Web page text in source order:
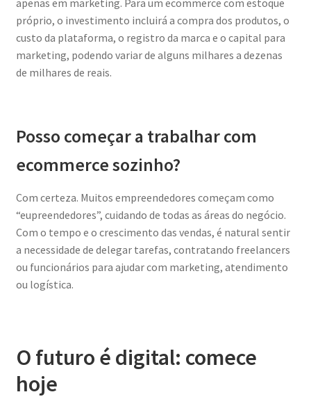
próprio, o investimento incluirá a compra dos produtos, o
custo da plataforma, o registro da marca e o capital para
marketing, podendo variar de alguns milhares a dezenas
de milhares de reais.
Posso começar a trabalhar com
ecommerce sozinho?
Com certeza. Muitos empreendedores começam como
“eupreendedores”, cuidando de todas as áreas do negócio.
Com o tempo e o crescimento das vendas, é natural sentir
a necessidade de delegar tarefas, contratando freelancers
ou funcionários para ajudar com marketing, atendimento
ou logística.
O futuro é digital: comece
hoje